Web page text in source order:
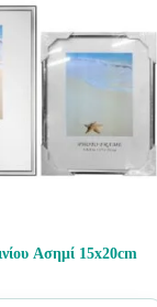
Ασημί 15x20cm